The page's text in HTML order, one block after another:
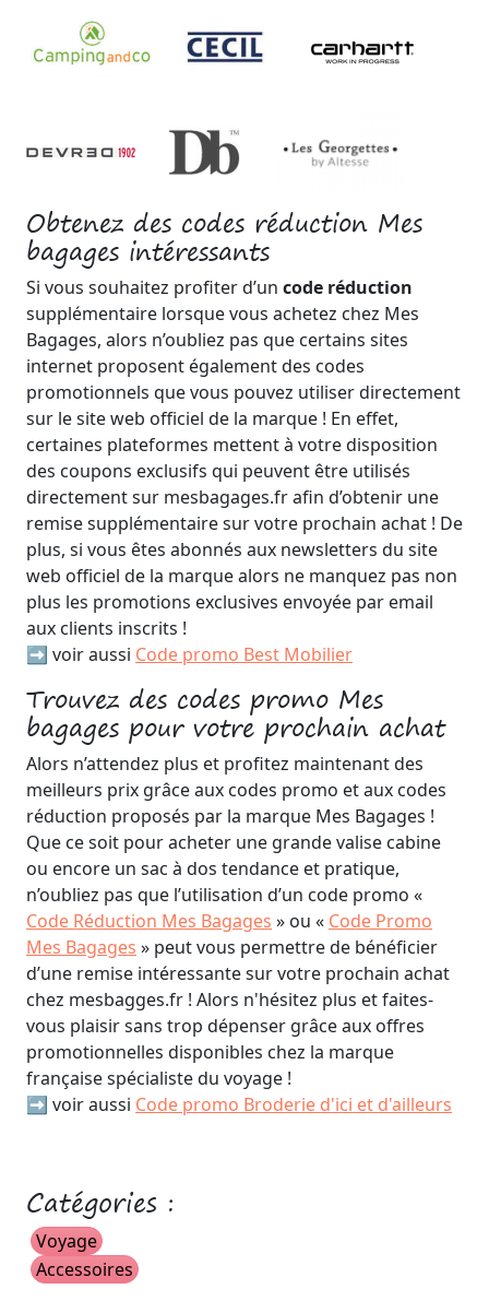
Obtenez des codes réduction Mes
bagages intéressants
Si vous souhaitez profiter d’un code réduction
supplémentaire lorsque vous achetez chez Mes
Bagages, alors n’oubliez pas que certains sites
internet proposent également des codes
promotionnels que vous pouvez utiliser directement
sur le site web officiel de la marque ! En effet,
certaines plateformes mettent à votre disposition
des coupons exclusifs qui peuvent être utilisés
directement sur mesbagages.fr afin d’obtenir une
remise supplémentaire sur votre prochain achat ! De
plus, si vous êtes abonnés aux newsletters du site
web officiel de la marque alors ne manquez pas non
plus les promotions exclusives envoyée par email
aux clients inscrits !
➡️ voir aussi Code promo Best Mobilier
Trouvez des codes promo Mes
bagages pour votre prochain achat
Alors n’attendez plus et profitez maintenant des
meilleurs prix grâce aux codes promo et aux codes
réduction proposés par la marque Mes Bagages !
Que ce soit pour acheter une grande valise cabine
ou encore un sac à dos tendance et pratique,
n’oubliez pas que l’utilisation d’un code promo «
Code Réduction Mes Bagages » ou « Code Promo
Mes Bagages » peut vous permettre de bénéficier
d’une remise intéressante sur votre prochain achat
chez mesbagges.fr ! Alors n'hésitez plus et faites-
vous plaisir sans trop dépenser grâce aux offres
promotionnelles disponibles chez la marque
française spécialiste du voyage !
➡️ voir aussi Code promo Broderie d'ici et d'ailleurs
Catégories :
Voyage
Accessoires